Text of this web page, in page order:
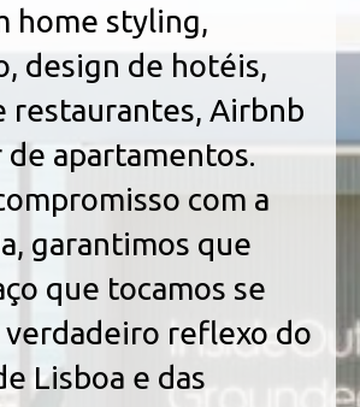
home styling,
design de hotéis,
restaurantes, Airbnb
de apartamentos.
com a
garantimos que
que tocamos se
reflexo do
Lisboa e das